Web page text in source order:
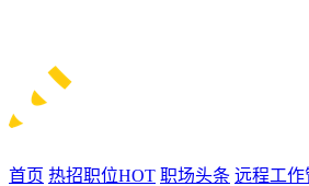
首页 热招职位HOT 职场头条 远程工作